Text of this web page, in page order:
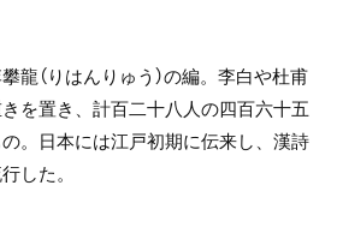
龍（りはんりゅう）の編。李白や杜甫
を置き、計百二十八人の四百六十五
。日本には江戸初期に伝来し、漢詩
した。